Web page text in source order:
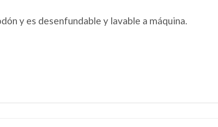
y es desenfundable y lavable a máquina.